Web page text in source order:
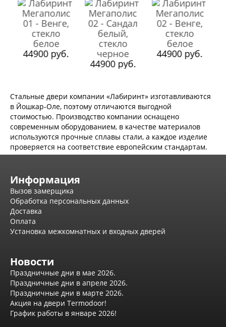
44900 руб.
44900 руб.
44900 руб.
Стальные двери компании «Лабиринт» изготавливаются
в Йошкар-Оле, поэтому отличаются выгодной
стоимостью. Производство компании оснащено
современным оборудованием, в качестве материалов
используются прочные сплавы стали, а каждое изделие
проверяется на соответствие европейским стандартам.
Информация
Вызов замерщика
Обработка персональных данных
Доставка
Оплата
Установка межкомнатных и входных дверей
Новости
Праздничные дни в мае 2026.
Праздничные дни в апреле 2026.
Праздничные дни в марте 2026.
Акция на двери Termodoor!
График работы в январе 2026!